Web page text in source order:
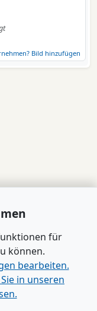
Bild hinzufügen
für
können.
bearbeiten.
in unseren